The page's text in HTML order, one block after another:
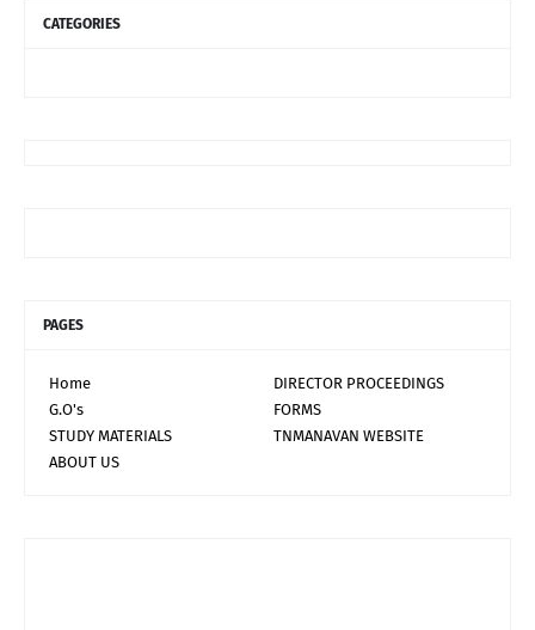
CATEGORIES
PAGES
Home
DIRECTOR PROCEEDINGS
G.O's
FORMS
STUDY MATERIALS
TNMANAVAN WEBSITE
ABOUT US